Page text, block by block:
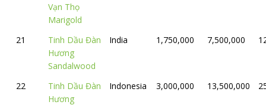
Vạn Thọ
Marigold
21
Tinh Dầu Đàn
Hương
Sandalwood
India 1,750,000 7,500,000
22
Tinh Dầu Đàn
Hương
Indonesia 3,000,000 13,500,000